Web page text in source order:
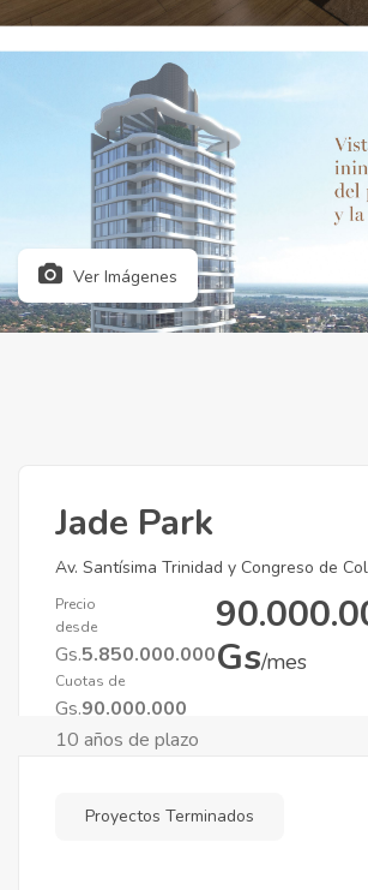
Ver Imágenes
Jade Park
Av. Santísima Trinidad y Congreso de
Precio
desde
Gs.5.850.000.000
Cuotas de
Gs.90.000.000
10 años de plazo
Gs/mes
Proyectos Terminados